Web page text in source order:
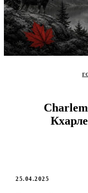
25.04.2025